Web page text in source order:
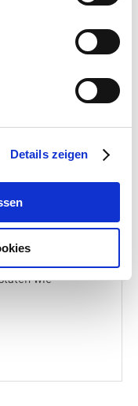
Details zeigen
Maß erhältlich
wie